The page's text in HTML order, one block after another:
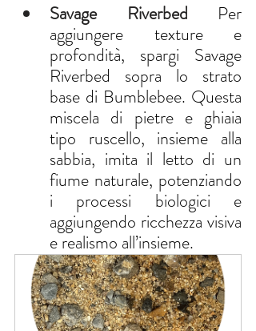
Savage Riverbed Per
aggiungere texture e
profondità, spargi Savage
Riverbed sopra lo strato
base di Bumblebee. Questa
miscela di pietre e ghiaia
tipo ruscello, insieme alla
sabbia, imita il letto di un
fiume naturale, potenziando
i processi biologici e
aggiungendo ricchezza visiva
e realismo all’insieme.